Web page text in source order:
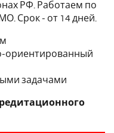
РФ. Работаем по
Срок - от 14 дней.
ориентированный
задачами